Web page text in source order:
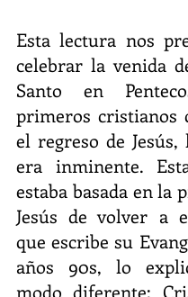
Esta lectura nos
celebrar la venida
Santo en
primeros cristianos
el regreso de Jesús,
era inminente.
estaba basada en la
Jesús de volver a
que escribe su
años 90s, lo
modo diferente: